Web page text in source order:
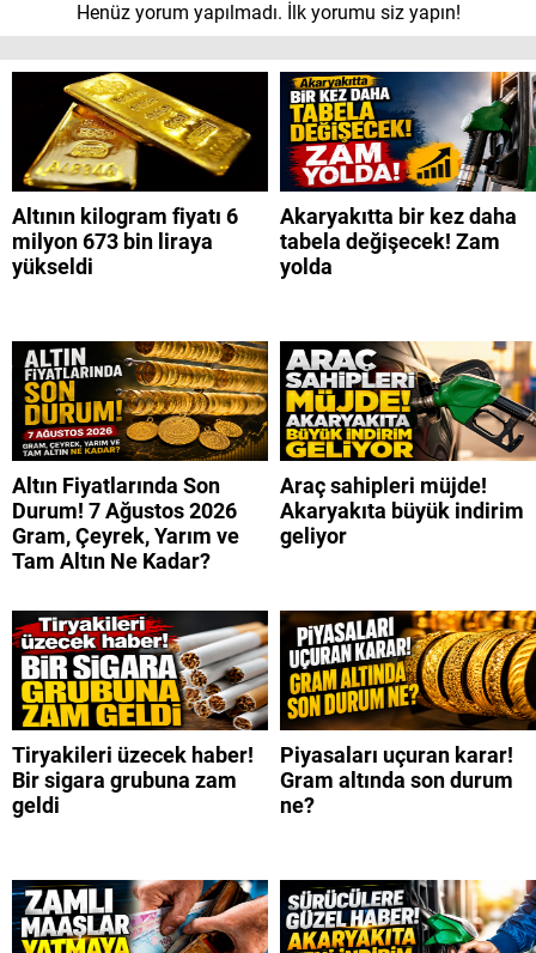
Henüz yorum yapılmadı. İlk yorumu siz yapın!
Altının kilogram fiyatı 6
milyon 673 bin liraya
yükseldi
Akaryakıtta bir kez daha
tabela değişecek! Zam
yolda
Altın Fiyatlarında Son
Durum! 7 Ağustos 2026
Gram, Çeyrek, Yarım ve
Tam Altın Ne Kadar?
Araç sahipleri müjde!
Akaryakıta büyük indirim
geliyor
Tiryakileri üzecek haber!
Bir sigara grubuna zam
geldi
Piyasaları uçuran karar!
Gram altında son durum
ne?